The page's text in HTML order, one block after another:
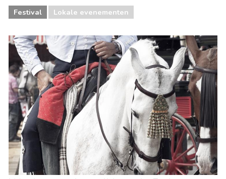
Festival Lokale evenementen